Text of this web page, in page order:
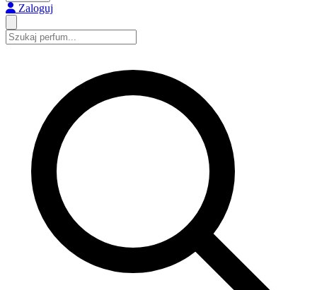
Zaloguj